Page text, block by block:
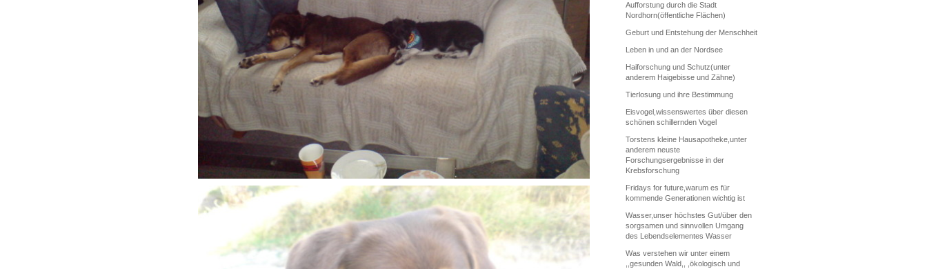
Aufforstung durch die Stadt
Nordhorn(öffentliche Flächen)
Geburt und Entstehung der Menschheit
Leben in und an der Nordsee
Haiforschung und Schutz(unter
anderem Haigebisse und Zähne)
Tierlosung und ihre Bestimmung
Eisvogel,wissenswertes über diesen
schönen schillernden Vogel
Torstens kleine Hausapotheke,unter
anderem neuste
Forschungsergebnisse in der
Krebsforschung
Fridays for future,warum es für
kommende Generationen wichtig ist
Wasser,unser höchstes Gut/über den
sorgsamen und sinnvollen Umgang
des Lebendselementes Wasser
Was verstehen wir unter einem
,,gesunden Wald,, ,ökologisch und